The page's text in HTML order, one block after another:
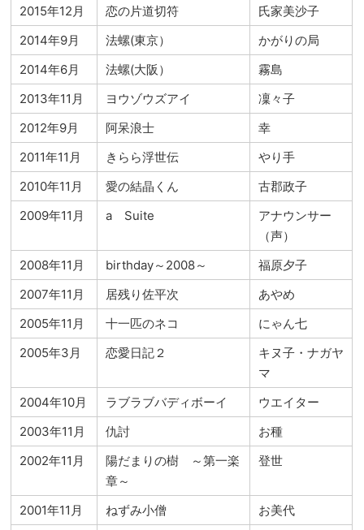
2015年12月
恋の片道切符
氏家美沙子
2014年9月
法螺(東京）
かがりの局
2014年6月
法螺(大阪）
霧島
2013年11月
ヨウゾウズアイ
凜々子
2012年9月
阿呆浪士
幸
2011年11月
きらら浮世伝
やり手
2010年11月
愛の結晶くん
古郡政子
2009年11月
a Suite
アナウンサー
（声）
2008年11月
birthday～2008～
福原夕子
2007年11月
居残り佐平次
あやめ
2005年11月
十一匹のネコ
にゃん七
2005年3月
恋愛日記２
キヌ子・ナガヤ
マ
2004年10月
ラブラブバディボーイ
ウエイター
2003年11月
仇討
お種
2002年11月
陽だまりの樹 ～第一楽
章～
登世
2001年11月 ねずみ小僧
お美代